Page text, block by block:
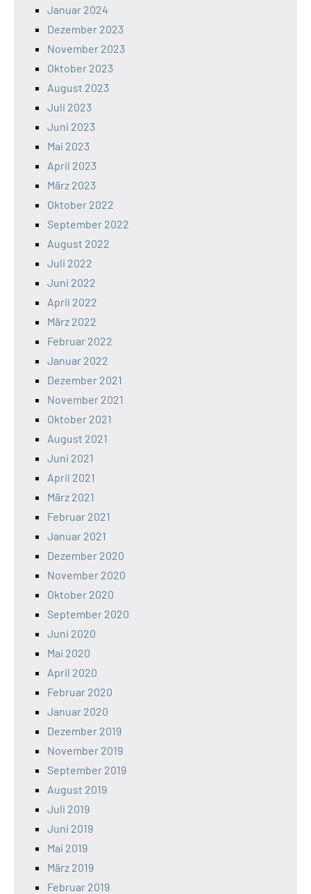
Januar 2024
Dezember 2023
November 2023
Oktober 2023
August 2023
Juli 2023
Juni 2023
Mai 2023
April 2023
März 2023
Oktober 2022
September 2022
August 2022
Juli 2022
Juni 2022
April 2022
März 2022
Februar 2022
Januar 2022
Dezember 2021
November 2021
Oktober 2021
August 2021
Juni 2021
April 2021
März 2021
Februar 2021
Januar 2021
Dezember 2020
November 2020
Oktober 2020
September 2020
Juni 2020
Mai 2020
April 2020
Februar 2020
Januar 2020
Dezember 2019
November 2019
September 2019
August 2019
Juli 2019
Juni 2019
Mai 2019
März 2019
Februar 2019